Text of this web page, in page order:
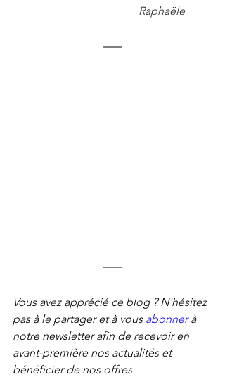
                                      Raphaële
Vous avez apprécié ce blog ? N'hésitez
pas à le partager et à vous abonner à
notre newsletter afin de recevoir en
avant-première nos actualités et
bénéficier de nos offres.